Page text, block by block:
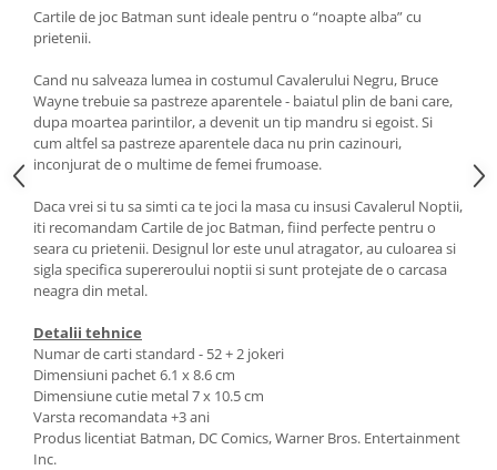
Cartile de joc Batman sunt ideale pentru o “noapte alba” cu
prietenii.
Cand nu salveaza lumea in costumul Cavalerului Negru, Bruce
Wayne trebuie sa pastreze aparentele - baiatul plin de bani care,
dupa moartea parintilor, a devenit un tip mandru si egoist. Si
cum altfel sa pastreze aparentele daca nu prin cazinouri,
inconjurat de o multime de femei frumoase.
Daca vrei si tu sa simti ca te joci la masa cu insusi Cavalerul Noptii,
iti recomandam Cartile de joc Batman, fiind perfecte pentru o
seara cu prietenii. Designul lor este unul atragator, au culoarea si
sigla specifica supereroului noptii si sunt protejate de o carcasa
neagra din metal.
Detalii tehnice
Numar de carti standard - 52 + 2 jokeri
Dimensiuni pachet 6.1 x 8.6 cm
Dimensiune cutie metal 7 x 10.5 cm
Varsta recomandata +3 ani
Produs licentiat Batman, DC Comics, Warner Bros. Entertainment
Inc.